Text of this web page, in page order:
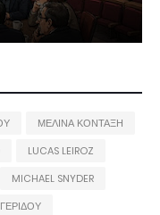
ΜΕΛΙΝΑ ΚΟΝΤΑΞΗ
LUCAS LEIROZ
MICHAEL SNYDER